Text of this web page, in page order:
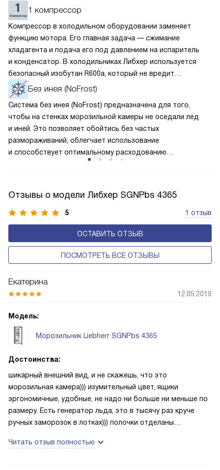
1 компрессор
Компрессор в холодильном оборудовании заменяет
функцию мотора. Его главная задача — сжимание
хладагента и подача его под давлением на испаритель
и конденсатор. В холодильниках Либхер используется
безопасный изобутан R600a, который не вредит
окружающей среде. Компрессор перегоняет его
по охладительному контуру по принципу насоса. Чем
лучше работает «мотор» прибора, тем качественнее
и быстрее происходит охлаждение, затрачивается
меньше электроэнергии.
Без инея (NoFrost)
Система без инея (NoFrost) предназначена для того,
чтобы на стенках морозильной камеры не оседали лед
и иней. Это позволяет обойтись без частых
размораживаний, облегчает использование
и способствует оптимальному расходованию
камеры.
Отзывы о модели Либхер SGNPbs 4365
5 1 отзыв
ОСТАВИТЬ ОТЗЫВ
ПОСМОТРЕТЬ ВСЕ ОТЗЫВЫ
Екатерина
12.05.2019
Модель:
Морозильник Liebherr SGNPbs 4365
Достоинства:
шикарный внешний вид, и не скажешь, что это
морозильная камера))) изумительный цвет, ящики
эргономичные, удобные, не надо ни больше ни меньше по
размеру. Есть генератор льда, это в тысячу раз круче
ручных заморозок в лотках))) полочки отделаны
внимание и это просто огромный плюс
Читать отзыв полностью